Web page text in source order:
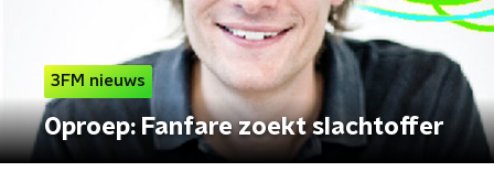
3FM nieuws
Oproep: Fanfare zoekt slachtoffer